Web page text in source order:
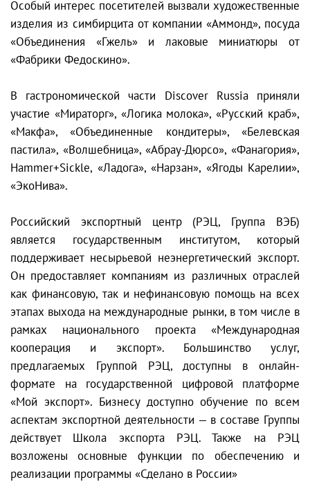
Особый интерес посетителей вызвали художественные
изделия из симбирцита от компании «Аммонд», посуда
«Объединения «Гжель» и лаковые миниатюры от
«Фабрики Федоскино».
В гастрономической части Discover Russia приняли
участие «Мираторг», «Логика молока», «Русский краб»,
«Макфа», «Объединенные кондитеры», «Белевская
пастила», «Волшебница», «Абрау-Дюрсо», «Фанагория»,
Hammer+Sickle, «Ладога», «Нарзан», «Ягоды Карелии»,
«ЭкоНива».
Российский экспортный центр (РЭЦ, Группа ВЭБ)
является государственным институтом, который
поддерживает несырьевой неэнергетический экспорт.
Он предоставляет компаниям из различных отраслей
как финансовую, так и нефинансовую помощь на всех
этапах выхода на международные рынки, в том числе в
рамках национального проекта «Международная
кооперация и экспорт». Большинство услуг,
предлагаемых Группой РЭЦ, доступны в онлайн-
формате на государственной цифровой платформе
«Мой экспорт». Бизнесу доступно обучение по всем
аспектам экспортной деятельности — в составе Группы
действует Школа экспорта РЭЦ. Также на РЭЦ
возложены основные функции по обеспечению и
реализации программы «Сделано в России»